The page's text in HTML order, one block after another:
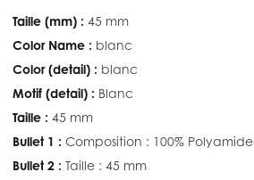
Taille (mm) : 45 mm
Color Name : blanc
Color (detail) : blanc
Motif (detail) : Blanc
Taille : 45 mm
Bullet 1 : Composition : 100% Polyamide
Bullet 2 : Taille : 45 mm